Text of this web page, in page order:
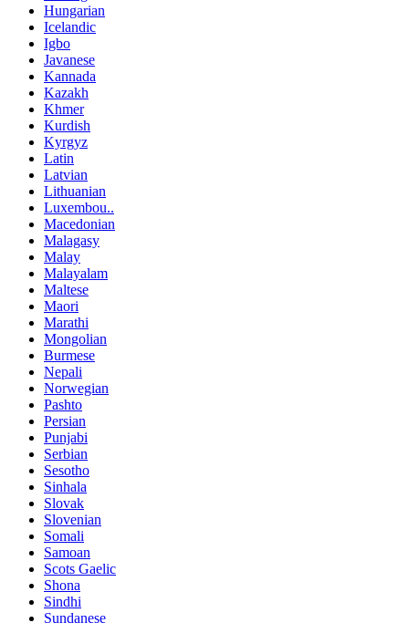
Hungarian
Icelandic
Igbo
Javanese
Kannada
Kazakh
Khmer
Kurdish
Kyrgyz
Latin
Latvian
Lithuanian
Luxembou..
Macedonian
Malagasy
Malay
Malayalam
Maltese
Maori
Marathi
Mongolian
Burmese
Nepali
Norwegian
Pashto
Persian
Punjabi
Serbian
Sesotho
Sinhala
Slovak
Slovenian
Somali
Samoan
Scots Gaelic
Shona
Sindhi
Sundanese